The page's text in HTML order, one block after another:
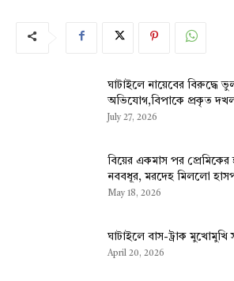
ঘাটাইলে নায়েবের বিরুদ্ধে
অভিযোগ,বিপাকে প্রকৃত
July 27, 2026
বিয়ের একমাস পর
নববধূর, মরদেহ মিললো
May 18, 2026
ঘাটাইলে বাস-ট্রাক মুখোমুখি
April 20, 2026